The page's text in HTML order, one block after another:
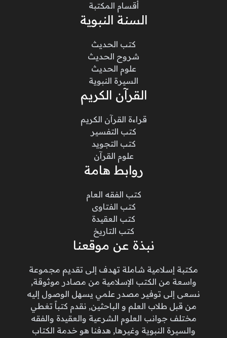
أقسام المكتبة
السنة النبوية
كتب الحديث
شروح الحديث
علوم الحديث
السيرة النبوية
القرآن الكريم
قراءة القرآن الكريم
كتب التفسير
كتب التجويد
علوم القرآن
روابط هامة
كتب الفقه العام
كتب الفتاوى
كتب العقيدة
كتب التاريخ
نبذة عن موقعنا
مكتبة إسلامية شاملة تهدف إلى تقديم مجموعة
واسعة من الكتب الإسلامية من مصادر موثوقة,
نسعى إلى توفير مصدر علمي يسهل الوصول إليه
من قبل طلاب العلم و الباحثين, نقدم كتباً تغطي
مختلف جوانب العلوم الشرعية والعقيدة والفقه
والسيرة النبوية وغيرها, هدفنا هو خدمة الكتاب